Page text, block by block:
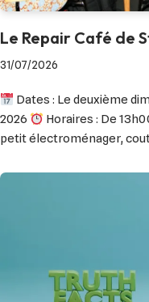
Le Repair Café de
31/07/2026
Dates : Le deuxième
2026
Horaires : De
petit électroménager,